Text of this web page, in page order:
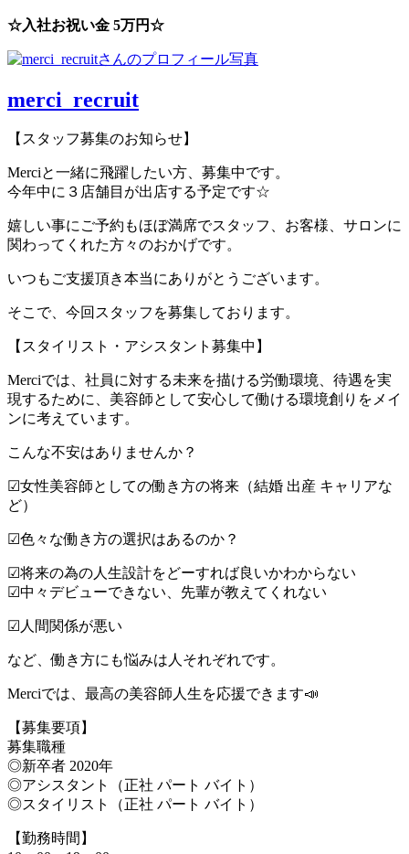
☆入社お祝い金 5万円☆
merci_recruit
【スタッフ募集のお知らせ】
Merciと一緒に飛躍したい方、募集中です。
今年中に３店舗目が出店する予定です☆
嬉しい事にご予約もほぼ満席でスタッフ、お客様、サロンに
関わってくれた方々のおかげです。
いつもご支援頂き本当にありがとうございます。
そこで、今回スタッフを募集しております。
【スタイリスト・アシスタント募集中】
Merciでは、社員に対する未来を描ける労働環境、待遇を実
現するために、美容師として安心して働ける環境創りをメイ
ンに考えています。
こんな不安はありませんか？
☑︎女性美容師としての働き方の将来（結婚 出産 キャリアな
ど）
☑︎色々な働き方の選択はあるのか？
☑︎将来の為の人生設計をどーすれば良いかわからない
☑︎中々デビューできない、先輩が教えてくれない
☑︎人間関係が悪い
など、働き方にも悩みは人それぞれです。
Merciでは、最高の美容師人生を応援できます📣
【募集要項】
募集職種
◎新卒者 2020年
◎アシスタント（正社 パート バイト）
◎スタイリスト（正社 パート バイト）
【勤務時間】